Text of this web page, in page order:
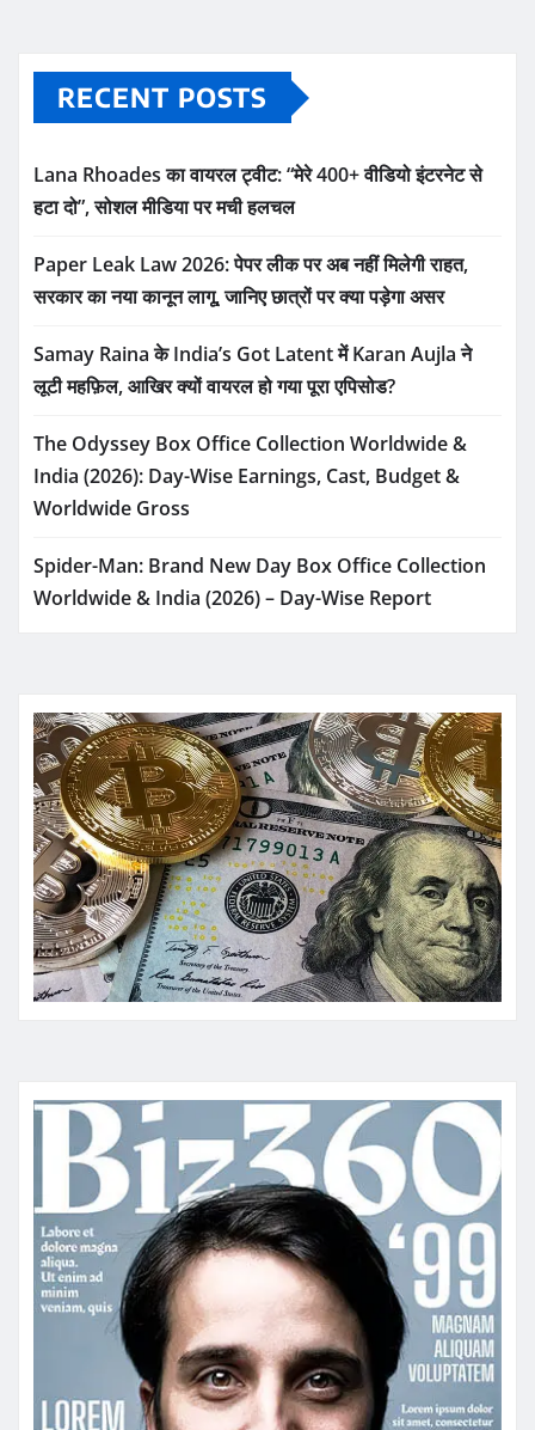
RECENT POSTS
Lana Rhoades का वायरल ट्वीट: “मेरे 400+ वीडियो इंटरनेट से
हटा दो”, सोशल मीडिया पर मची हलचल
Paper Leak Law 2026: पेपर लीक पर अब नहीं मिलेगी राहत,
सरकार का नया कानून लागू, जानिए छात्रों पर क्या पड़ेगा असर
Samay Raina के India’s Got Latent में Karan Aujla ने
लूटी महफ़िल, आखिर क्यों वायरल हो गया पूरा एपिसोड?
The Odyssey Box Office Collection Worldwide &
India (2026): Day-Wise Earnings, Cast, Budget &
Worldwide Gross
Spider-Man: Brand New Day Box Office Collection
Worldwide & India (2026) – Day-Wise Report